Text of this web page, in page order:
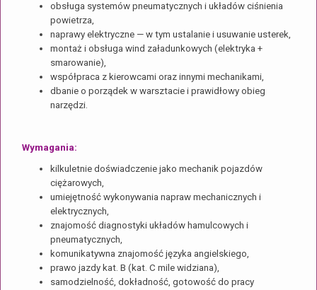
obsługa systemów pneumatycznych i układów ciśnienia
powietrza,
naprawy elektryczne — w tym ustalanie i usuwanie usterek,
montaż i obsługa wind załadunkowych (elektryka +
smarowanie),
współpraca z kierowcami oraz innymi mechanikami,
dbanie o porządek w warsztacie i prawidłowy obieg
narzędzi.
Wymagania:
kilkuletnie doświadczenie jako mechanik pojazdów
ciężarowych,
umiejętność wykonywania napraw mechanicznych i
elektrycznych,
znajomość diagnostyki układów hamulcowych i
pneumatycznych,
komunikatywna znajomość języka angielskiego,
prawo jazdy kat. B (kat. C mile widziana),
samodzielność, dokładność, gotowość do pracy